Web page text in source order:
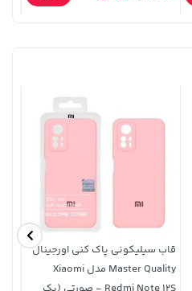
قاب سیلیکونی پاک کنی اورجینال
Master Quality مدل Xiaomi